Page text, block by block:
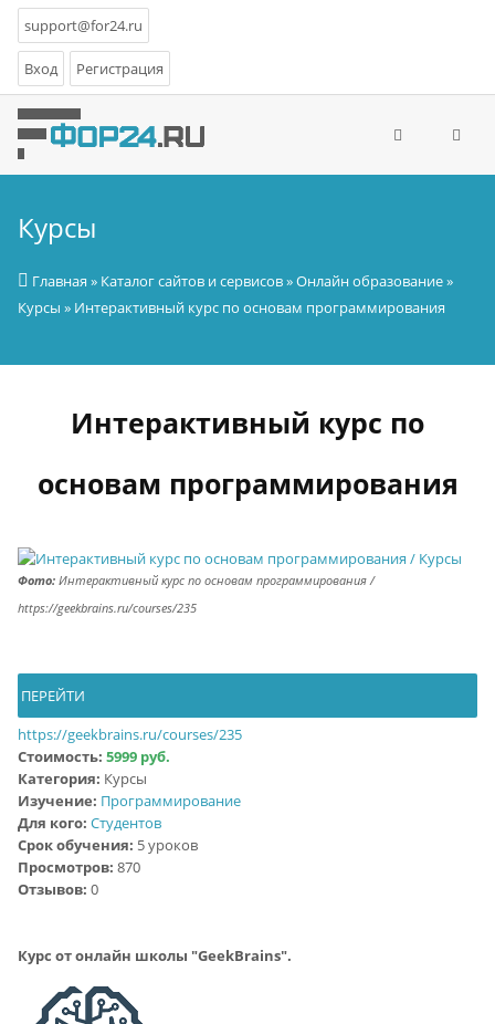
support@for24.ru
Вход Регистрация
Курсы
Главная » Каталог сайтов и сервисов»Онлайн образование»
Курсы » Интерактивный курс по основам программирования
Интерактивный курс по
основам программирования
Фото:Интерактивный курс по основам программирования /
https://geekbrains.ru/courses/235
ПЕРЕЙТИ
https://geekbrains.ru/courses/235
Стоимость: 5999 руб.
Категория: Курсы
Изучение: Программирование
Для кого: Студентов
Срок обучения: 5 уроков
Просмотров: 870
Отзывов: 0
Курс от онлайн школы "GeekBrains".